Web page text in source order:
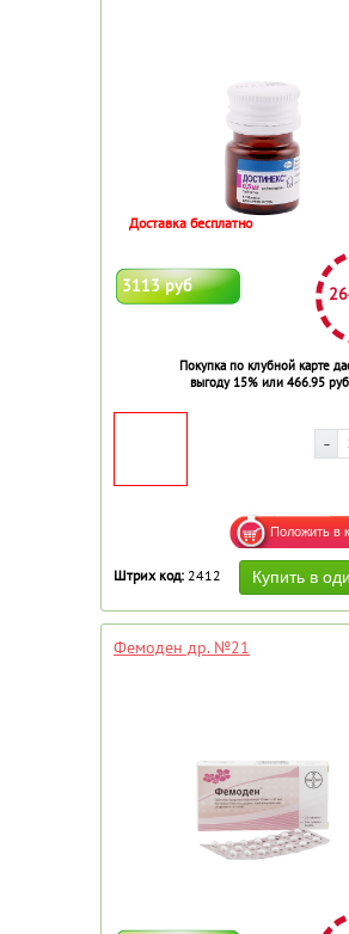
3113 руб
Покупка по клубной карте
выгоду 15% или 466.95 руб
Доставка бесплатно
Штрих код: 2412
Фемоден др. №21